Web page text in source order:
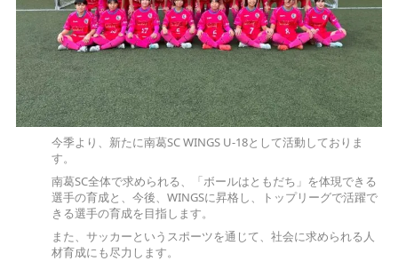
今季より、新たに南葛SC WINGS U-18として活動しておりま
す。
南葛SC全体で求められる、「ボールはともだち」を体現できる
選手の育成と、今後、WINGSに昇格し、トップリーグで活躍で
きる選手の育成を目指します。
また、サッカーというスポーツを通じて、社会に求められる人
材育成にも尽力します。